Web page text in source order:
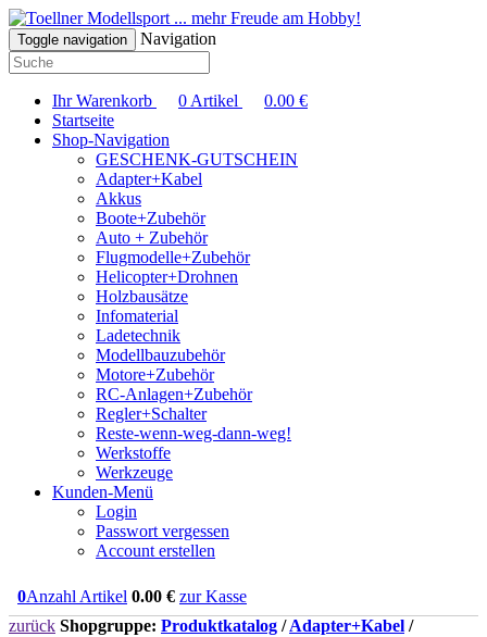
... mehr Freude am Hobby!
Toggle navigation Navigation
Ihr Warenkorb 0 Artikel 0.00 €
Startseite
Shop-Navigation
GESCHENK-GUTSCHEIN
Adapter+Kabel
Akkus
Boote+Zubehör
Auto + Zubehör
Flugmodelle+Zubehör
Helicopter+Drohnen
Holzbausätze
Infomaterial
Ladetechnik
Modellbauzubehör
Motore+Zubehör
RC-Anlagen+Zubehör
Regler+Schalter
Reste-wenn-weg-dann-weg!
Werkstoffe
Werkzeuge
Kunden-Menü
Login
Passwort vergessen
Account erstellen
0Anzahl Artikel 0.00 € zur Kasse
zurück Shopgruppe: Produktkatalog /Adapter+Kabel /